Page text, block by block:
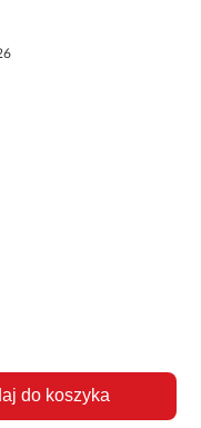
do koszyka